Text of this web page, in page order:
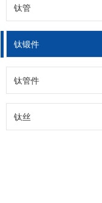
钛管
钛锻件
钛管件
钛丝